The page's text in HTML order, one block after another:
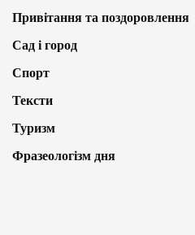
Привітання та поздоровлення
Сад і город
Спорт
Тексти
Туризм
Фразеологізм дня